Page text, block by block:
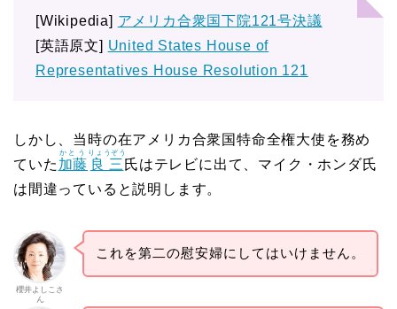
[Wikipedia] アメリカ合衆国下院121号決議
[英語原文] United States House of
Representatives House Resolution 121
しかし、当時の在アメリカ合衆国特命全権大使を務め
ていた 加藤
かとう
良三
りょうぞう
氏はテレビに出て、マイク・ホンダ氏
は間違っていると説明します。
櫻井よしこさ
ん
これを第二の慰安婦にしてはいけません。